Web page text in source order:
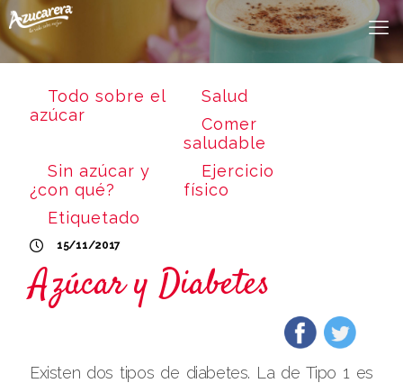
Todo sobre el
azúcar
Salud
Comer
saludable
Sin azúcar y
¿con qué?
Ejercicio
físico
Etiquetado
15/11/2017
Azúcar y Diabetes
Existen dos tipos de diabetes. La de Tipo 1 es